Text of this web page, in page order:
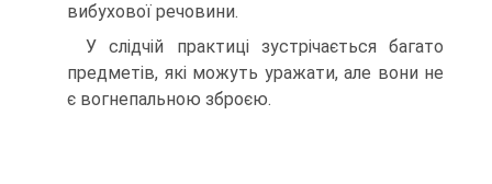
вибухової речовини.
У слідчій практиці зустрічається багато
предметів, які можуть уражати, але вони не
є вогнепальною зброєю.